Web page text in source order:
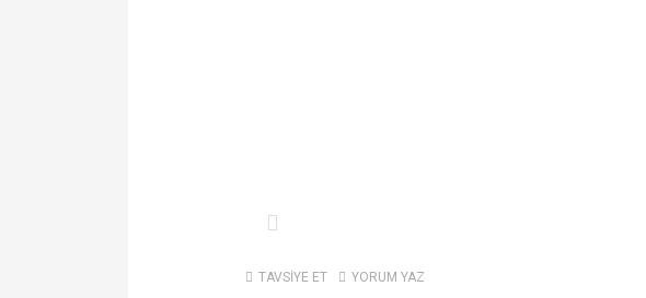
TAVSİYE ET YORUM YAZ